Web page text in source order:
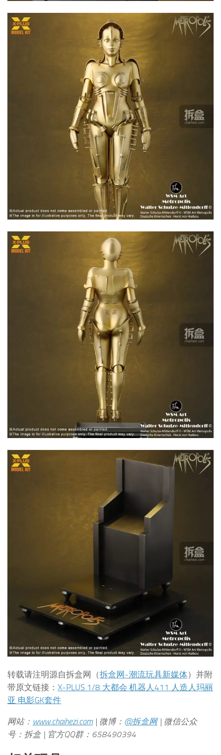
转载请注明源自拆盒网（拆盒网-潮流玩具新媒体）并附
带原文链接： X-PLUS 1/8 大都会 机器人411 人造人玛丽
亚 电影GK套件
网站： www.chaihezi.com| 微博： @拆盒网| 微信公众
号：拆盒 | 官方QQ群：658490394